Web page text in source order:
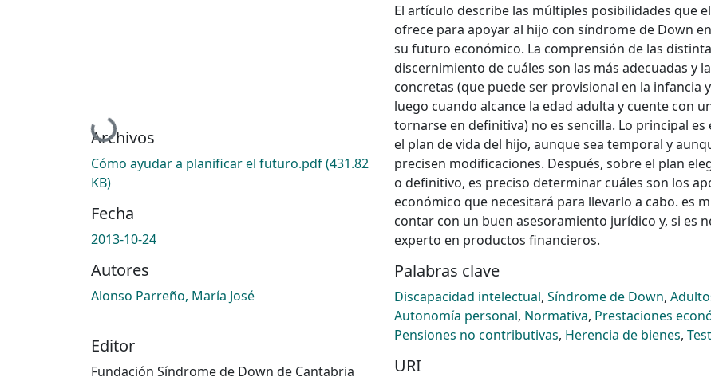
Cargando...
Archivos
Cómo ayudar a planificar el futuro.pdf(431.82
KB)
Fecha
2013-10-24
Autores
Alonso Parreño, María José
Editor
Fundación Síndrome de Down de Cantabria
El artículo describe las múltiples posibilidades que
ofrece para apoyar al hijo con síndrome de Down
su futuro económico. La comprensión de las
discernimiento de cuáles son las más adecuadas y
concretas (que puede ser provisional en la infancia
luego cuando alcance la edad adulta y cuente con
tornarse en definitiva) no es sencilla. Lo principal
el plan de vida del hijo, aunque sea temporal y
precisen modificaciones. Después, sobre el plan
o definitivo, es preciso determinar cuáles son los
económico que necesitará para llevarlo a cabo. es
contar con un buen asesoramiento jurídico y, si es
experto en productos financieros.
Palabras clave
Discapacidad intelectual, Síndrome de Down,
Autonomía personal, Normativa, Prestaciones
Pensiones no contributivas, Herencia de bienes,
URI